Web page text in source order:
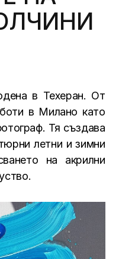
в Техеран. От
в Милано като
Тя създава
летни и зимни
на акрилни